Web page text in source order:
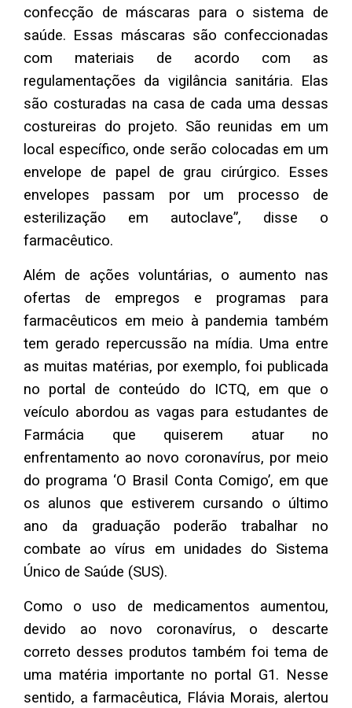
confecção de máscaras para o sistema de
saúde. Essas máscaras são confeccionadas
com materiais de acordo com as
regulamentações da vigilância sanitária. Elas
são costuradas na casa de cada uma dessas
costureiras do projeto. São reunidas em um
local específico, onde serão colocadas em um
envelope de papel de grau cirúrgico. Esses
envelopes passam por um processo de
esterilização em autoclave”, disse o
farmacêutico.
Além de ações voluntárias, o aumento nas
ofertas de empregos e programas para
farmacêuticos em meio à pandemia também
tem gerado repercussão na mídia. Uma entre
as muitas matérias, por exemplo, foi publicada
no portal de conteúdo do ICTQ, em que o
veículo abordou as vagas para estudantes de
Farmácia que quiserem atuar no
enfrentamento ao novo coronavírus, por meio
do programa ‘O Brasil Conta Comigo’, em que
os alunos que estiverem cursando o último
ano da graduação poderão trabalhar no
combate ao vírus em unidades do Sistema
Único de Saúde (SUS).
Como o uso de medicamentos aumentou,
devido ao novo coronavírus, o descarte
correto desses produtos também foi tema de
uma matéria importante no portal G1. Nesse
sentido, a farmacêutica, Flávia Morais, alertou